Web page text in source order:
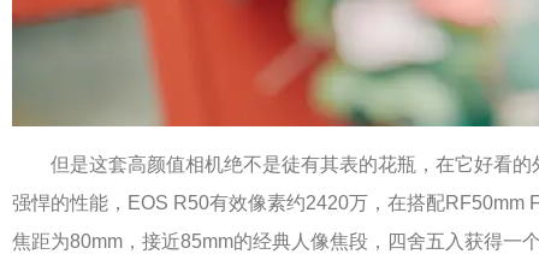
但是这套高颜值相机绝不是徒有其表的花瓶，在它好看的
强悍的性能，EOS R50有效像素约2420万，在搭配RF50mm
焦距为80mm，接近85mm的经典人像焦段，四舍五入获得一